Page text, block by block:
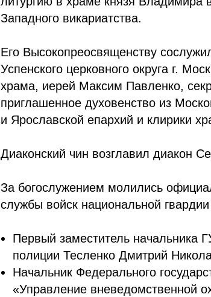
Западного викариатства.
Его Высокопреосвященству
Успенского церковного округа г.
храма, иерей Максим Павленко,
приглашенное духовенство из
и Ярославской епархий и клирики
Диаконский чин возглавил диакон
За богослужением молились
службы войск национальной
Первый заместитель начальника
полиции Тесленко Дмитрий
Начальник Федерального
«Управление вневедомственной